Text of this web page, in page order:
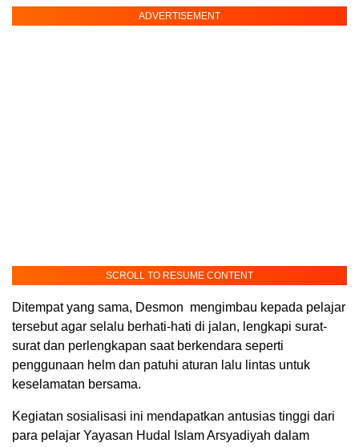
ADVERTISEMENT
SCROLL TO RESUME CONTENT
Ditempat yang sama, Desmon mengimbau kepada pelajar
tersebut agar selalu berhati-hati di jalan, lengkapi surat-
surat dan perlengkapan saat berkendara seperti
penggunaan helm dan patuhi aturan lalu lintas untuk
keselamatan bersama.
Kegiatan sosialisasi ini mendapatkan antusias tinggi dari
para pelajar Yayasan Hudal Islam Arsyadiyah dalam